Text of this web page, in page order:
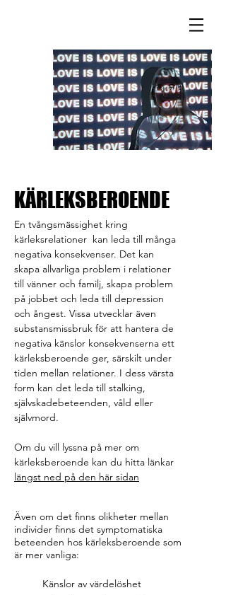
KÄRLEKSBEROENDE
En tvångsmässighet kring
kärleksrelationer kan leda till många
negativa konsekvenser. Det kan
skapa allvarliga problem i relationer
till vänner och familj, skapa problem
på jobbet och leda till depression
och ångest. Vissa utvecklar även
substansmissbruk för att hantera de
negativa känslor konsekvenserna ett
kärleksberoende ger, särskilt under
tiden mellan relationer. I dess värsta
form kan det leda till stalking,
självskadebeteenden, våld eller
självmord.
Om du vill lyssna på mer om
kärleksberoende kan du hitta länkar
längst ned på den här sidan
Även om det finns olikheter mellan
individer finns det symptomatiska
beteenden hos kärleksberoende som
är mer vanliga:
Känslor av värdelöshet